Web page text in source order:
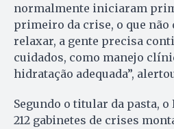
normalmente iniciaram
primeiro da crise, o que não
relaxar, a gente precisa
cuidados, como manejo
hidratação adequada”,
Segundo o titular da pasta, o
212 gabinetes de crises